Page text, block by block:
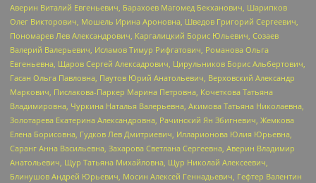
Аверин Виталий Евгеньевич, Барахоев Магомед Бекханович, Шарипков
Олег Викторович, Мошель Ирина Ароновна, Шведов Григорий Сергеевич,
Пономарев Лев Александрович, Каргалицкий Борис Юльевич, Созаев
Валерий Валерьевич, Исламов Тимур Рифгатович, Романова Ольга
Евгеньевна, Щаров Сергей Алексадрович, Цирульников Борис Альбертович,
Гасан Ольга Павловна, Паутов Юрий Анатольевич, Верховский Александр
Маркович, Пислакова-Паркер Марина Петровна, Кочеткова Татьяна
Владимировна, Чуркина Наталья Валерьевна, Акимова Татьяна Николаевна,
Золотарева Екатерина Александровна, Рачинский Ян Збигневич, Жемкова
Елена Борисовна, Гудков Лев Дмитриевич, Илларионова Юлия Юрьевна,
Саранг Анна Васильевна, Захарова Светлана Сергеевна, Аверин Владимир
Анатольевич, Щур Татьяна Михайловна, Щур Николай Алексеевич,
Блинушов Андрей Юрьевич, Мосин Алексей Геннадьевич, Гефтер Валентин